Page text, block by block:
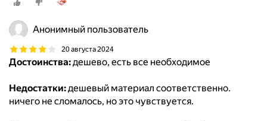
Анонимный пользователь
20 августа 2024
Достоинства:дешево, есть все необходимое
Недостатки:дешевый материал соответственно.
ничего не сломалось, но это чувствуется.